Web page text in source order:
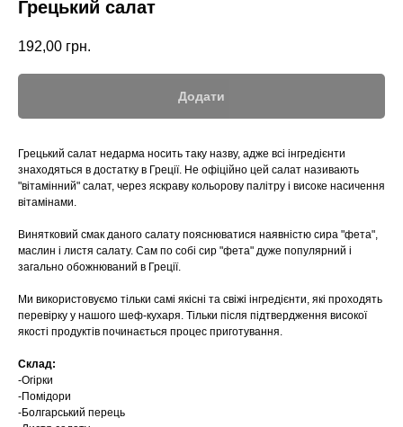
Грецький салат
192,00 грн.
Додати
Грецький салат недарма носить таку назву, адже всі інгредієнти
знаходяться в достатку в Греції. Не офіційно цей салат називають
"вітамінний" салат, через яскраву кольорову палітру і високе насичення
вітамінами.
Винятковий смак даного салату пояснюватися наявністю сира "фета",
маслин і листя салату. Сам по собі сир "фета" дуже популярний і
загально обожнюваний в Греції.
Ми використовуємо тільки самі якісні та свіжі інгредієнти, які проходять
перевірку у нашого шеф-кухаря. Тільки після підтвердження високої
якості продуктів починається процес приготування.
Склад:
-Огірки
-Помідори
-Болгарський перець